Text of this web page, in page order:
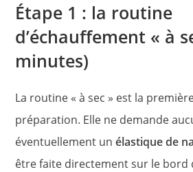
Étape 1 : la routine
d’échauffement « à
minutes)
La routine « à sec » est la
préparation. Elle ne demande
éventuellement unélastique de
être faite directement sur le bord